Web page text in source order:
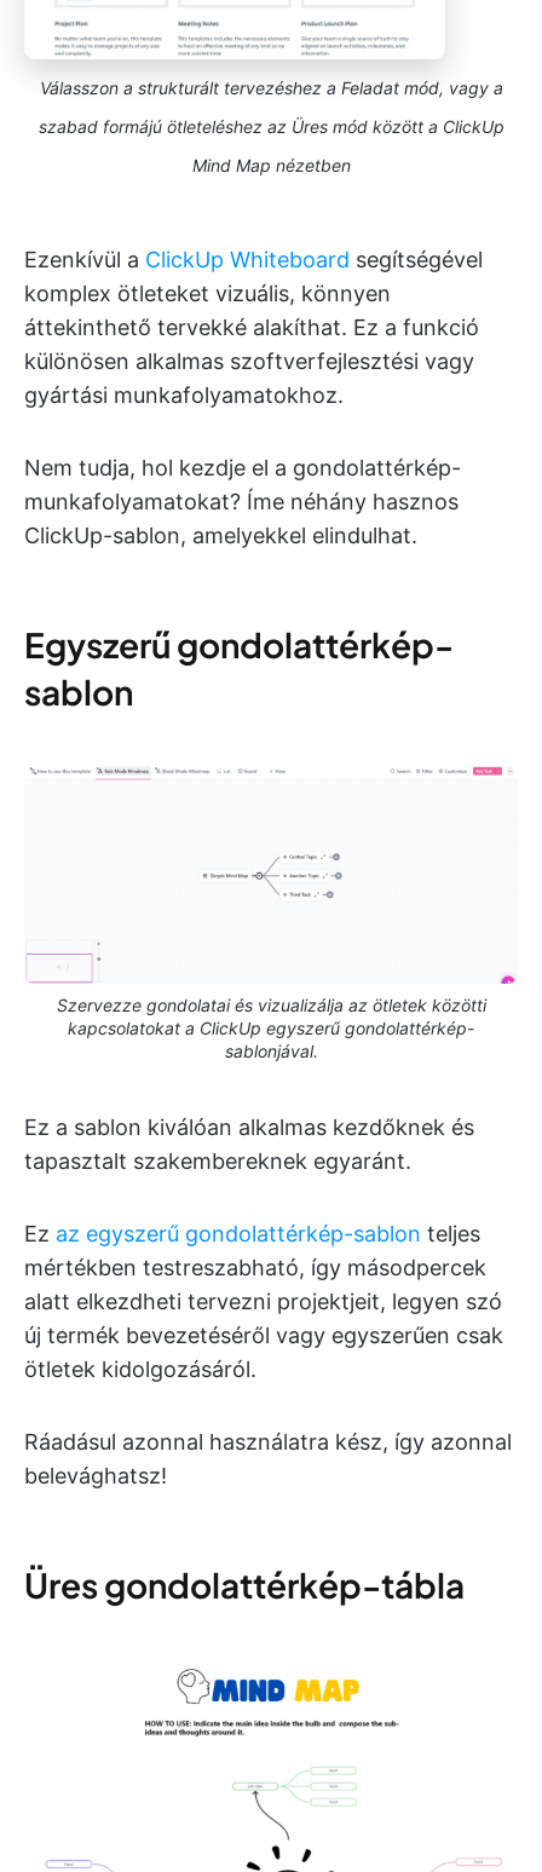
Válasszon a strukturált tervezéshez a Feladat mód, vagy a
szabad formájú ötleteléshez az Üres mód között a ClickUp
Mind Map nézetben
Ezenkívül a ClickUp Whiteboard segítségével
komplex ötleteket vizuális, könnyen
áttekinthető tervekké alakíthat. Ez a funkció
különösen alkalmas szoftverfejlesztési vagy
gyártási munkafolyamatokhoz.
Nem tudja, hol kezdje el a gondolattérkép-
munkafolyamatokat? Íme néhány hasznos
ClickUp-sablon, amelyekkel elindulhat.
Egyszerű gondolattérkép-
sablon
Szervezze gondolatai és vizualizálja az ötletek közötti
kapcsolatokat a ClickUp egyszerű gondolattérkép-
sablonjával.
Ez a sablon kiválóan alkalmas kezdőknek és
tapasztalt szakembereknek egyaránt.
Ez az egyszerű gondolattérkép-sablon teljes
mértékben testreszabható, így másodpercek
alatt elkezdheti tervezni projektjeit, legyen szó
új termék bevezetéséről vagy egyszerűen csak
ötletek kidolgozásáról.
Ráadásul azonnal használatra kész, így azonnal
belevághatsz!
Üres gondolattérkép-tábla